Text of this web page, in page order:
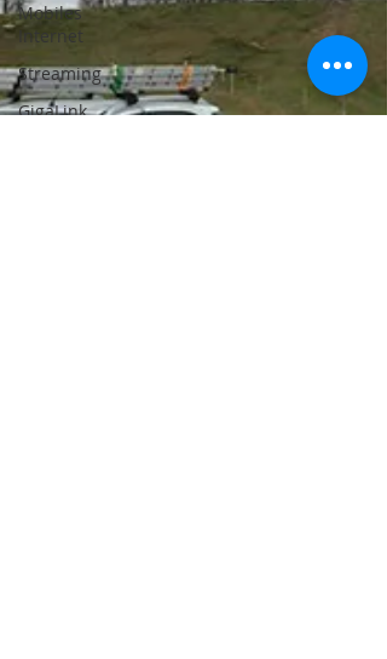
Mobiles
Internet
Streaming
GigaLink